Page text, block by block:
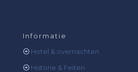
Informatie
Hotel & overnachten
Historie & Feiten